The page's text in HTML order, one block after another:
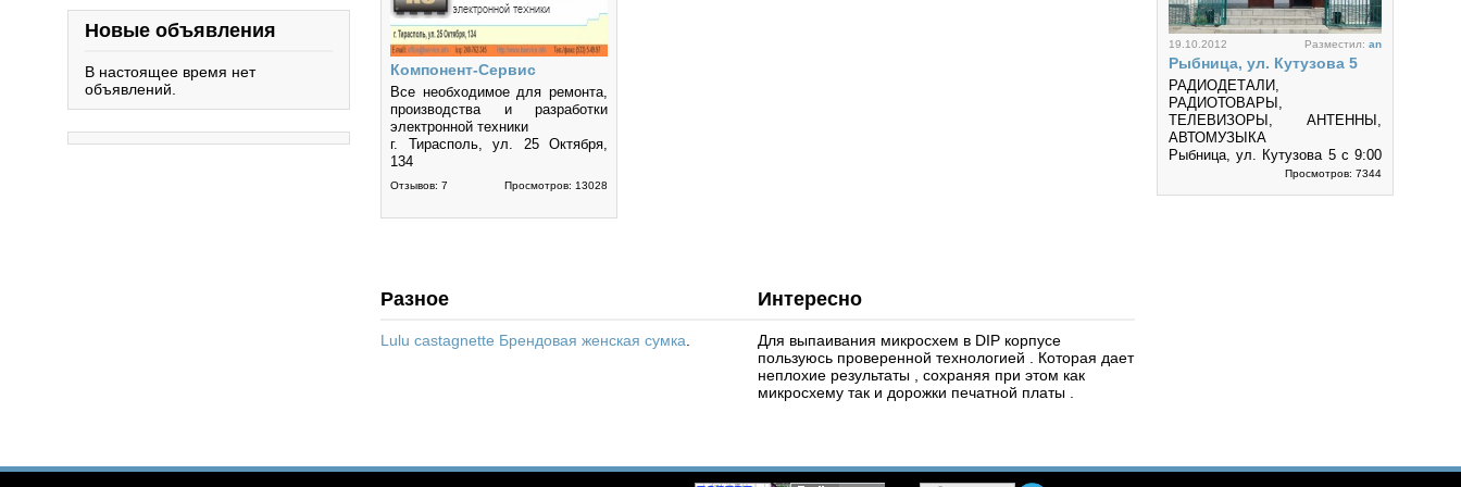
Новые объявления
В настоящее время нет
объявлений.
Компонент-Сервис
Все необходимое для ремонта,
производства и разработки
электронной техники
г. Тирасполь, ул. 25 Октября,
134
Отзывов: 7 Просмотров: 13028
Разное
Lulu castagnette Брендовая женская сумка
Интересно
Для выпаивания микросхем в DIP корпусе
пользуюсь проверенной технологией . Которая дает
неплохие результаты , сохраняя при этом как
микросхему так и дорожки печатной платы .
19.10.2012 Разместил: an
Рыбница, ул. Кутузова 5
РАДИОДЕТАЛИ,
РАДИОТОВАРЫ,
ТЕЛЕВИЗОРЫ, АНТЕННЫ,
АВТОМУЗЫКА
Рыбница, ул. Кутузова 5 с 9:00
до 18:00 без выходныхПросмотров: 7344
Просмотров: 5990